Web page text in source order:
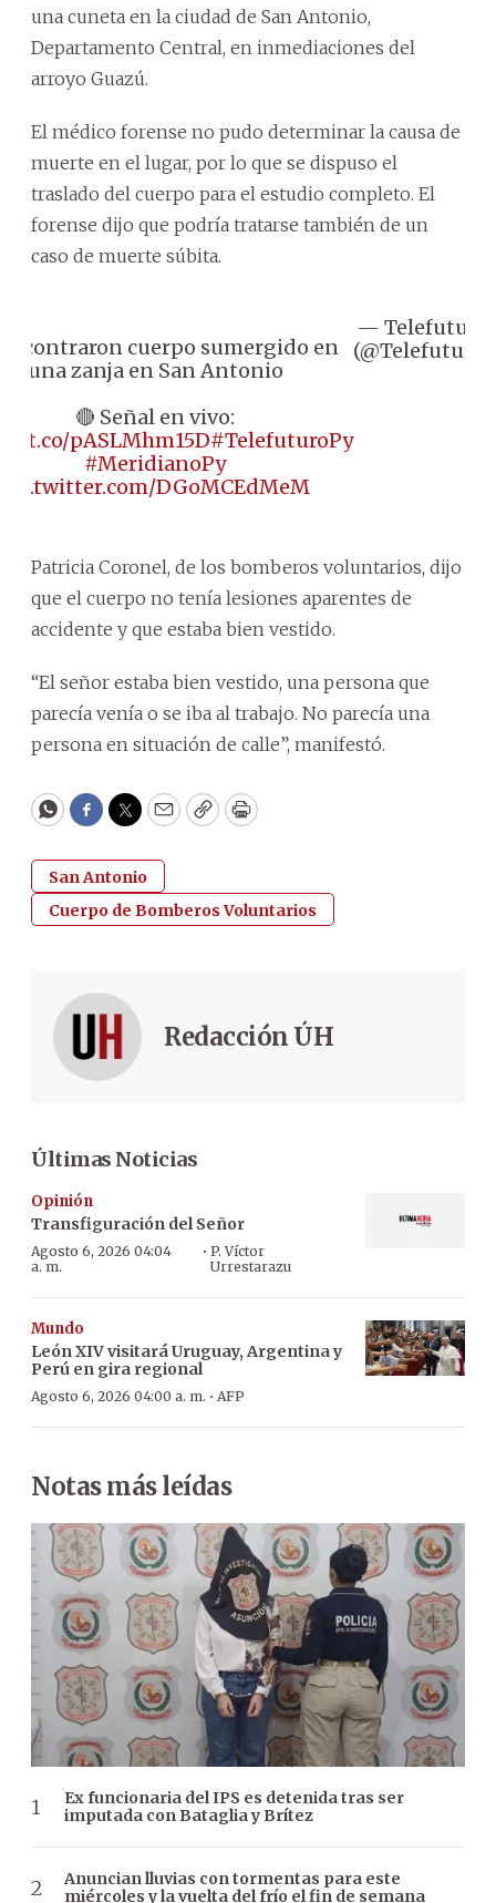
una cuneta en la ciudad de San Antonio,
Departamento Central, en inmediaciones del
arroyo Guazú.
El médico forense no pudo determinar la causa de
muerte en el lugar, por lo que se dispuso el
traslado del cuerpo para el estudio completo. El
forense dijo que podría tratarse también de un
caso de muerte súbita.
cuerpo sumergido en
una zanja en San Antonio
🔴 Señal en vivo:
t.co/pASLMhm15D#TelefuturoPy
#MeridianoPy
pic.twitter.com/DGoMCEdMeM
— Telefuturo
(@Telefuturo)
Patricia Coronel, de los bomberos voluntarios, dijo
que el cuerpo no tenía lesiones aparentes de
accidente y que estaba bien vestido.
“El señor estaba bien vestido, una persona que
parecía venía o se iba al trabajo. No parecía una
persona en situación de calle”, manifestó.
WhatsApp
Facebook
Twitter
EmailCopyPrint
San Antonio
Cuerpo de Bomberos Voluntarios
Redacción ÚH
Últimas Noticias
Opinión
Transfiguración del Señor
Agosto 6, 2026 04:04
a. m.
· P. Víctor
Urrestarazu
Mundo
León XIV visitará Uruguay, Argentina y
Perú en gira regional
Agosto 6, 2026 04:00 a. m. · AFP
Notas más leídas
Ex funcionaria del IPS es detenida tras ser
imputada con Bataglia y Brítez
Anuncian lluvias con tormentas para este
miércoles y la vuelta del frío el fin de semana